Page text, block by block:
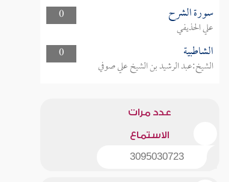
0
سورة الشرح
علي الحذيفي
0
الشاطبية
الشيخ:عبد الرشيد بن الشيخ علي صوفي
عدد مرات
الاستماع
3095030723